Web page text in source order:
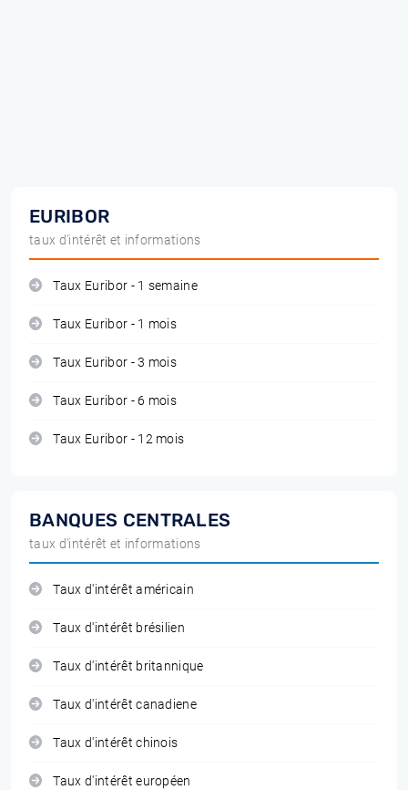
EURIBOR
taux d'intérêt et informations
Taux Euribor - 1 semaine
Taux Euribor - 1 mois
Taux Euribor - 3 mois
Taux Euribor - 6 mois
Taux Euribor - 12 mois
BANQUES CENTRALES
taux d'intérêt et informations
Taux d'intérêt américain
Taux d'intérêt brésilien
Taux d'intérêt britannique
Taux d'intérêt canadiene
Taux d'intérêt chinois
Taux d'intérêt européen